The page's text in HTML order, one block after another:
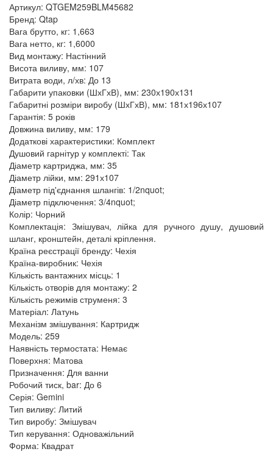
Артикул: QTGEM259BLM45682
Бренд: Qtap
Вага брутто, кг: 1,663
Вага нетто, кг: 1,6000
Вид монтажу: Настінний
Висота виливу, мм: 107
Витрата води, л/хв: До 13
Габарити упаковки (ШхГхВ), мм: 230х190х131
Габаритні розміри виробу (ШхГхВ), мм: 181х196х107
Гарантія: 5 років
Довжина виливу, мм: 179
Додаткові характеристики: Комплект
Душовий гарнітур у комплекті: Так
Діаметр картриджа, мм: 35
Діаметр лійки, мм: 291х107
Діаметр під'єднання шлангів: 1/2nquot;
Діаметр підключення: 3/4nquot;
Колір: Чорний
Комплектація: Змішувач, лійка для ручного душу, душовий
шланг, кронштейн, деталі кріплення.
Країна реєстрації бренду: Чехія
Країна-виробник: Чехія
Кількість вантажних місць: 1
Кількість отворів для монтажу: 2
Кількість режимів струменя: 3
Матеріал: Латунь
Механізм змішування: Картридж
Модель: 259
Наявність термостата: Немає
Поверхня: Матова
Призначення: Для ванни
Робочий тиск, bar: До 6
Серія: Gemini
Тип виливу: Литий
Тип виробу: Змішувач
Тип керування: Одноважільний
Форма: Квадрат